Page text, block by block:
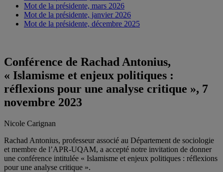
Mot de la présidente, mars 2026
Mot de la présidente, janvier 2026
Mot de la présidente, décembre 2025
Conférence de Rachad Antonius,
« Islamisme et enjeux politiques :
réflexions pour une analyse critique », 7
novembre 2023
Nicole Carignan
Rachad Antonius, professeur associé au Département de sociologie
et membre de l’APR-UQAM, a accepté notre invitation de donner
une conférence intitulée « Islamisme et enjeux politiques : réflexions
pour une analyse critique ».